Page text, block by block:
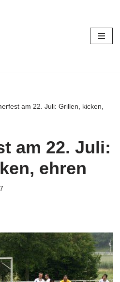
am 22. Juli: Grillen, kicken,
am 22. Juli:
ehren